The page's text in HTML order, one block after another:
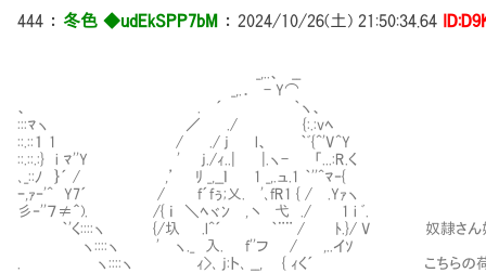
444 ： 冬色 ◆udEkSPP7bM ： 2024/10/26(土) 21:50:34.64
_,..、 __
_,.． - Y⌒
、 . ´ ｀ヽ、
:::ﾏヽ ／ ./ {:.:vﾍ
::.::１ 1 / ./ j l、 ｀ﾞ{^'V^Y
::.::.:} i ﾏ''Y ' j./ｨ..| |.ヽ- 「...:R.く
､_::ﾉ ｝´ / ,’ ﾘ _,__ｌ 1 _,.ュ.1 ｀''^ﾏ‐{
ｰ,ｧ‐'^ Y7´ / f´fぅ;乂. '､fR1 { / .Yｧヽ
彡‐''７≠＾). /{ ｉ ＼ﾍヾﾝ ,丶 弋 ./ 1 i ﾞ.
｀'く::::ヽ {/圦 .l^´ ｀¨¨ / ﾄ.}/ V 奴隷さん奴隷
ヽ::::ヽ ' ヽ._ 入. f''フ / ,..イｿ
. ヽ::::ヽ ｨ>､ j:ト､ __, { ｨく´ こちらの荷物も倉庫